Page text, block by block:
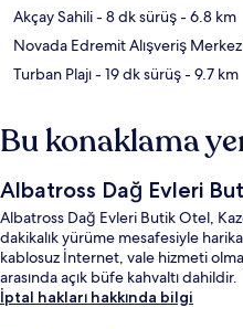
Akçay Sahili- 8 dk sürüş- 6.8 km
Novada Edremit Alışveriş
Turban Plajı- 19 dk sürüş- 9.7 km
Bu konaklama
Albatross Dağ Evleri
Albatross Dağ Evleri Butik Otel,
dakikalık yürüme mesafesiyle
kablosuz İnternet, vale hizmeti
arasında açık büfe kahvaltı dahildir.
İptal hakları hakkında bilgi